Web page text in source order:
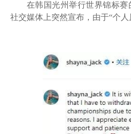
在韩国光州举行世界锦标赛
社交媒体上突然宣布，由于“个人